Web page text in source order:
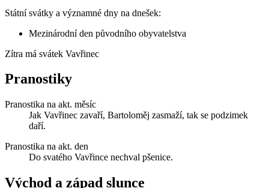
Státní svátky a významné dny na dnešek:
Mezinárodní den původního obyvatelstva
Zítra má svátek Vavřinec
Pranostiky
Pranostika na akt. měsíc
Jak Vavřinec zavaří, Bartoloměj zasmaží, tak se podzimek
daří.
Pranostika na akt. den
Do svatého Vavřince nechval pšenice.
Východ a západ slunce